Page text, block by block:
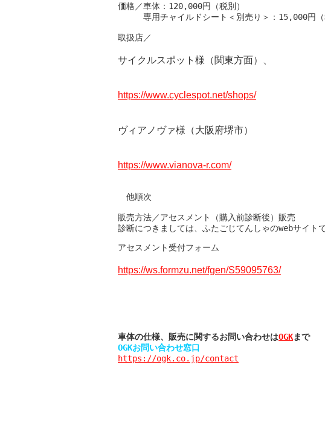
価格／車体：120,000円（税別）
専用チャイルドシート＜別売り＞：15,000円（
取扱店／
サイクルスポット様（関東方面）、
https://www.cyclespot.net/shops/
ヴィアノヴァ様（大阪府堺市）
https://www.vianova-r.com/
他順次
販売方法／アセスメント（購入前診断後）販売
診断につきましては、ふたごじてんしゃのwebサイト
アセスメント受付フォーム
https://ws.formzu.net/fgen/S59095763/
車体の仕様、販売に関するお問い合わせはOGK
OGKお問い合わせ窓口
https://ogk.co.jp/contact